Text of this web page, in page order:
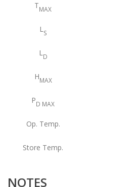
TMAX
LS
LD
HMAX
PD MAX
Op. Temp.
Store Temp.
NOTES